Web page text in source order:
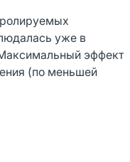
уже в
эффект
(по меньшей